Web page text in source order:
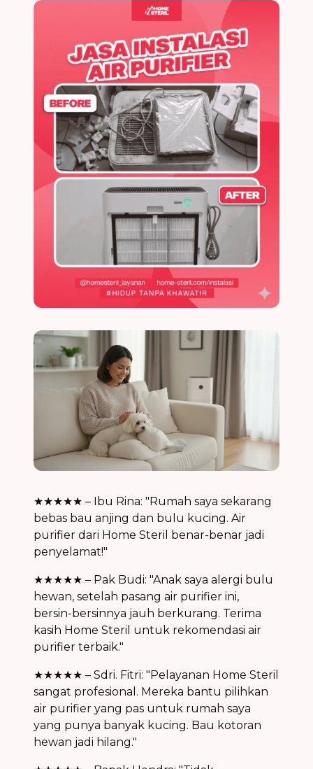
★★★★★ – Ibu Rina: "Rumah saya sekarang
bebas bau anjing dan bulu kucing. Air
purifier dari Home Steril benar-benar jadi
penyelamat!"
★★★★★ – Pak Budi: "Anak saya alergi bulu
hewan, setelah pasang air purifier ini,
bersin-bersinnya jauh berkurang. Terima
kasih Home Steril untuk rekomendasi air
purifier terbaik."
★★★★★ – Sdri. Fitri: "Pelayanan Home Steril
sangat profesional. Mereka bantu pilihkan
air purifier yang pas untuk rumah saya
yang punya banyak kucing. Bau kotoran
hewan jadi hilang."